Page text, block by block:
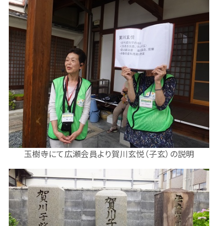
玉樹寺にて広瀬会員より賀川玄悦（子玄）の説明